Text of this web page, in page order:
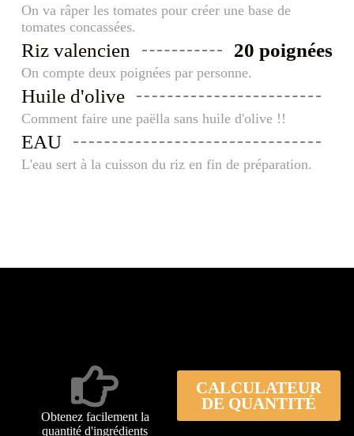
On va râper les tomates pour créer une base de
tomates concassées.
Riz valencien 20 poignées
On compte deux poignées par personne.
Huile d'olive
Comment faire une paëlla sans huile d'olive !!
EAU
L'eau sert à la cuisson du riz en fin de préparation.
Obtenez facilement la
quantité d'ingrédients
CALCULATEUR
DE QUANTITÉ